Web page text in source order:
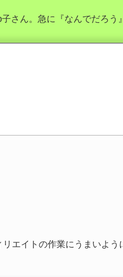
子さん。急に『なんでだろう
エイトの作業にうまいよう